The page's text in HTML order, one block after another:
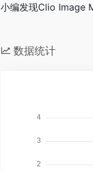
小编发现Clio Image
数据统计